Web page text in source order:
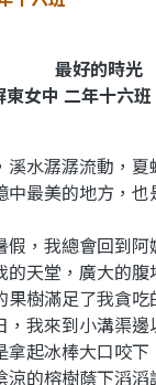
最好的時光
東女中 二年十六
溪水潺潺流動，
最美的地方，也
，我總會回到阿
的天堂，廣大的
果樹滿足了我貪
，我來到小溝渠
拿起冰棒大口咬
涼的榕樹蔭下滔